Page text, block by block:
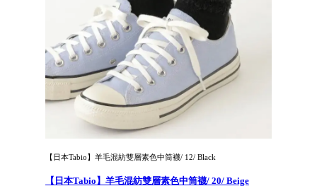
【日本Tabio】羊毛混紡雙層素色中筒襪/ 12/ Black
【日本Tabio】羊毛混紡雙層素色中筒襪/ 20/ Beige